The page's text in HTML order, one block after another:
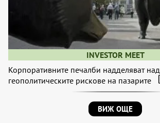
INVESTOR MEET
Корпоративните печалби надделяват над
геополитическите рискове на пазарите
ВИЖ ОЩЕ